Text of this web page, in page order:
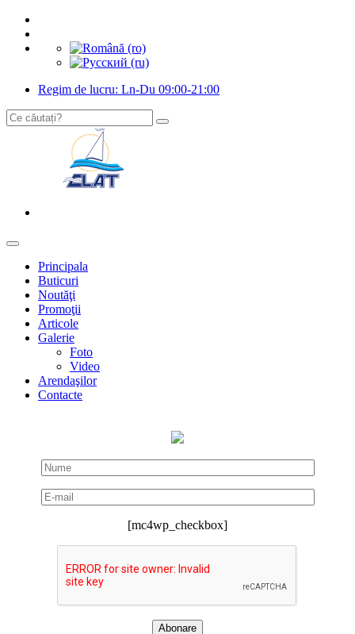
Regim de lucru: Ln-Du 09:00-21:00
Principala
Buticuri
Noutăţi
Promoţii
Articole
Galerie
Foto
Video
Arendaşilor
Contacte
[mc4wp_checkbox]